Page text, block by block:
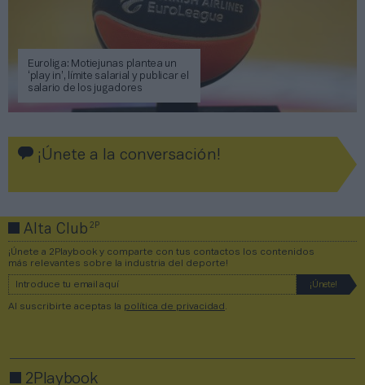
Euroliga: Motiejunas plantea un
‘play in’, límite salarial y publicar el
salario de los jugadores
¡Únete a la conversación!
Alta Club2P
¡Únete a 2Playbook y comparte con tus contactos los contenidos
más relevantes sobre la industria del deporte!
Al suscribirte aceptas la política de privacidad
2Playbook